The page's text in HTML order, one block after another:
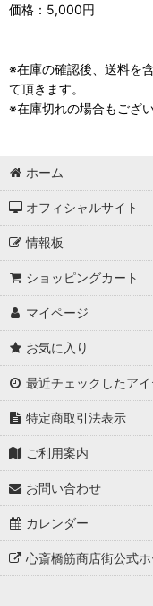
価格：5,000円
※在庫の確認後、送料を
て頂きます。
※在庫切れの場合もござ
ホーム
オフィシャルサイト
情報板
ショッピングカート
マイページ
お気に入り
最近チェックしたアイ
特定商取引法表示
ご利用案内
お問い合わせ
カレンダー
心斎橋筋商店街公式